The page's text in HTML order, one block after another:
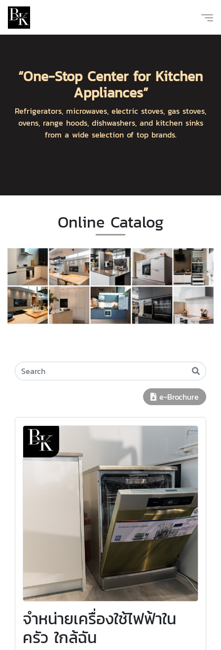
“One-Stop Center for Kitchen
Appliances”
Refrigerators, microwaves, electric stoves, gas stoves,
ovens, range hoods, dishwashers, and kitchen sinks
from a wide selection of top brands.
Online Catalog
e-Brochure
จำหน่ายเครื่องใช้ไฟฟ้าใน
ครัว ใกล้ฉัน